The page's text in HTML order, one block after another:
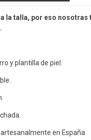
la talla, por eso
y plantilla de piel.
en España.